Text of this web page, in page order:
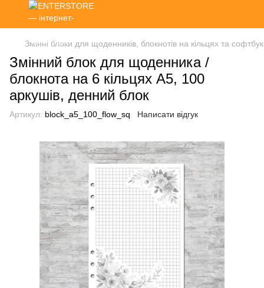
Змінні блоки для щоденників, блокнотів на кільцях та
Змінний блок для щоденника /
блокнота на 6 кільцях А5, 100
аркушів, денний блок
Артикул: block_a5_100_flow_sq Написати відгук